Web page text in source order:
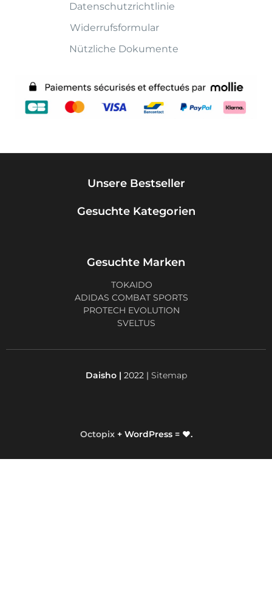
Datenschutzrichtlinie
Widerrufsformular
Nützliche Dokumente
Unsere Bestseller
Gesuchte Kategorien
Gesuchte Marken
TOKAIDO
ADIDAS COMBAT SPORTS
PROTECH EVOLUTION
SVELTUS
Daisho | 2022 | Sitemap
Octopix+ WordPress = ❤.